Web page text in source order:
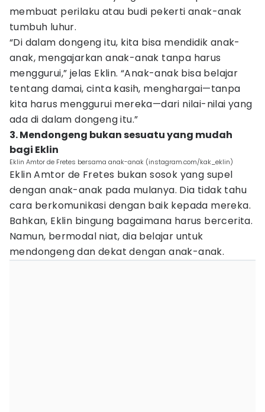
membuat perilaku atau budi pekerti anak-anak
tumbuh luhur.
“Di dalam dongeng itu, kita bisa mendidik anak-
anak, mengajarkan anak-anak tanpa harus
menggurui,” jelas Eklin. “Anak-anak bisa belajar
tentang damai, cinta kasih, menghargai—tanpa
kita harus menggurui mereka—dari nilai-nilai yang
ada di dalam dongeng itu.”
3. Mendongeng bukan sesuatu yang mudah
bagi Eklin
Eklin Amtor de Fretes bersama anak-anak (instagram.com/kak_eklin)
Eklin Amtor de Fretes bukan sosok yang supel
dengan anak-anak pada mulanya. Dia tidak tahu
cara berkomunikasi dengan baik kepada mereka.
Bahkan, Eklin bingung bagaimana harus bercerita.
Namun, bermodal niat, dia belajar untuk
mendongeng dan dekat dengan anak-anak.